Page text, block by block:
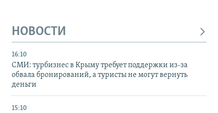
НОВОСТИ
16:10
СМИ: турбизнес в Крыму требует поддержки из-за
обвала бронирований, а туристы не могут вернуть
деньги
15:10